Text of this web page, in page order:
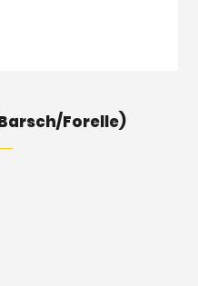
Forelle)